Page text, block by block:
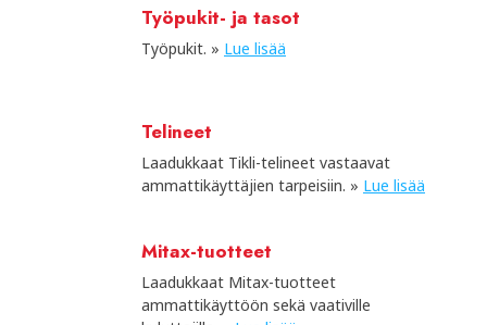
Työpukit- ja tasot
Työpukit. » Lue lisää
Telineet
Laadukkaat Tikli-telineet vastaavat
ammattikäyttäjien tarpeisiin. » Lue lisää
Mitax-tuotteet
Laadukkaat Mitax-tuotteet
ammattikäyttöön sekä vaativille